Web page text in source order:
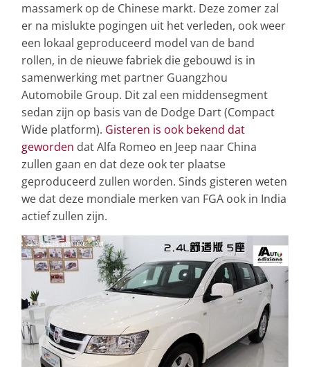
massamerk op de Chinese markt. Deze zomer zal
er na mislukte pogingen uit het verleden, ook weer
een lokaal geproduceerd model van de band
rollen, in de nieuwe fabriek die gebouwd is in
samenwerking met partner Guangzhou
Automobile Group. Dit zal een middensegment
sedan zijn op basis van de Dodge Dart (Compact
Wide platform). Gisteren is ook bekend dat
geworden dat Alfa Romeo en Jeep naar China
zullen gaan en dat deze ook ter plaatse
geproduceerd zullen worden. Sinds gisteren weten
we dat deze mondiale merken van FGA ook in India
actief zullen zijn.